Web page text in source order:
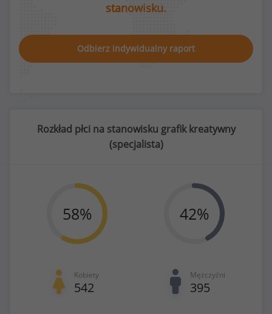
stanowisku.
Odbierz indywidualny raport
Rozkład płci na stanowisku grafik kreatywny
(specjalista)
58%
Kobiety
542
42%
Mężczyźni
395